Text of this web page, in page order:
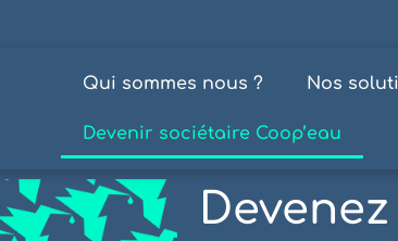
Qui sommes nous ? Nos
Devenir sociétaire Coop’eau